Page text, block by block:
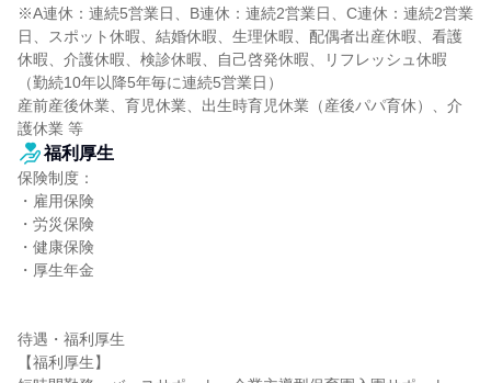
※A連休：連続5営業日、B連休：連続2営業日、C連休：連続2営業
日、スポット休暇、結婚休暇、生理休暇、配偶者出産休暇、看護
休暇、介護休暇、検診休暇、自己啓発休暇、リフレッシュ休暇
（勤続10年以降5年毎に連続5営業日）
産前産後休業、育児休業、出生時育児休業（産後パパ育休）、介
護休業 等
福利厚生
保険制度：
・雇用保険
・労災保険
・健康保険
・厚生年金
待遇・福利厚生
【福利厚生】